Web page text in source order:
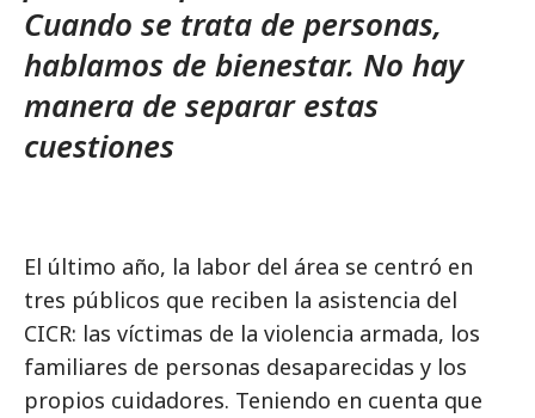
Cuando se trata de personas,
hablamos de bienestar. No hay
manera de separar estas
cuestiones
El último año, la labor del área se centró en
tres públicos que reciben la asistencia del
CICR: las víctimas de la violencia armada, los
familiares de personas desaparecidas y los
propios cuidadores. Teniendo en cuenta que